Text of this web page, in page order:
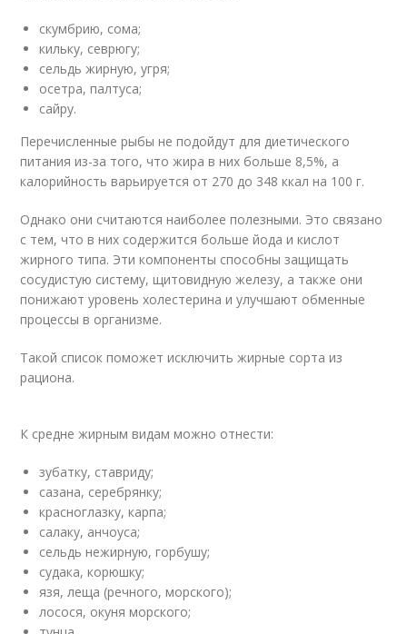
скумбрию, сома;
кильку, севрюгу;
сельдь жирную, угря;
осетра, палтуса;
сайру.
Перечисленные рыбы не подойдут для диетического
питания из-за того, что жира в них больше 8,5%, а
калорийность варьируется от 270 до 348 ккал на 100 г.
Однако они считаются наиболее полезными. Это связано
с тем, что в них содержится больше йода и кислот
жирного типа. Эти компоненты способны защищать
сосудистую систему, щитовидную железу, а также они
понижают уровень холестерина и улучшают обменные
процессы в организме.
Такой список поможет исключить жирные сорта из
рациона.
К средне жирным видам можно отнести:
зубатку, ставриду;
сазана, серебрянку;
красноглазку, карпа;
салаку, анчоуса;
сельдь нежирную, горбушу;
судака, корюшку;
язя, леща (речного, морского);
лосося, окуня морского;